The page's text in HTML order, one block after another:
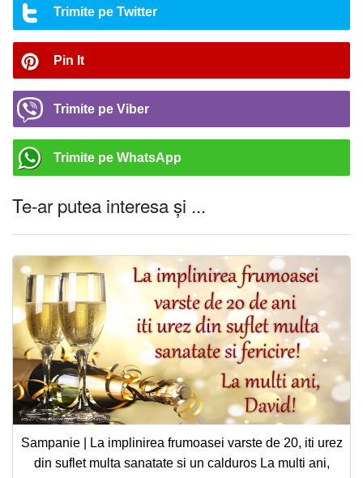
Trimite pe Twitter
Pin It
Trimite pe Viber
Trimite pe WhatsApp
Te-ar putea interesa și ...
Sampanie | La implinirea frumoasei varste de 20, iti urez
din suflet multa sanatate si un calduros La multi ani,